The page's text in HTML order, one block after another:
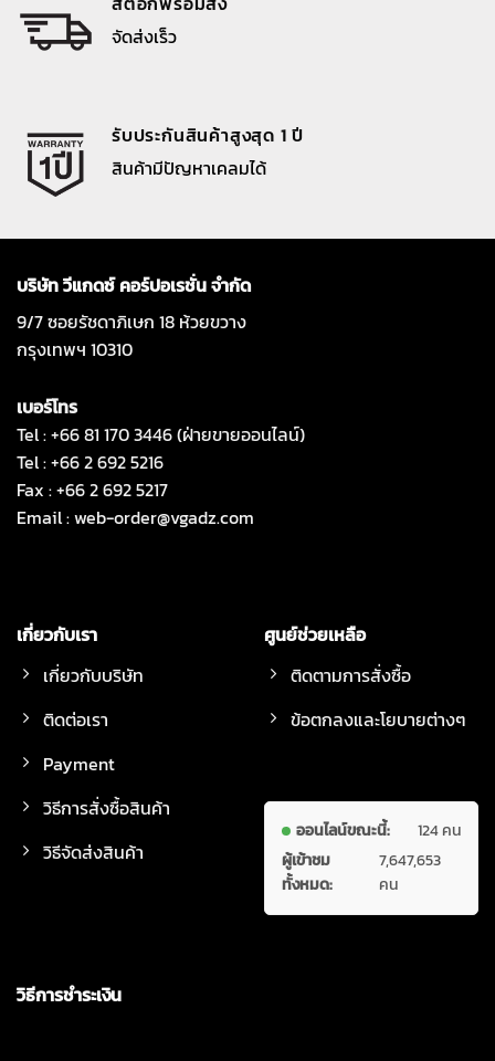
จัดส่งเร็ว
รับประกันสินค้าสูงสุด 1 ปี
สินค้ามีปัญหาเคลมได้
บริษัท วีแกดซ์ คอร์ปอเรชั่น จำกัด
9/7 ซอยรัชดาภิเษก 18 ห้วยขวาง
กรุงเทพฯ 10310
เบอร์โทร
Tel : +66 81 170 3446 (ฝ่ายขายออนไลน์)
Tel : +66 2 692 5216
Fax : +66 2 692 5217
Email :web-order@vgadz.com
เกี่ยวกับเรา
เกี่ยวกับบริษัท
ติดต่อเรา
Payment
วิธีการสั่งซื้อสินค้า
วิธีจัดส่งสินค้า
ศูนย์ช่วยเหลือ
ติดตามการสั่งซื้อ
ข้อตกลงและโยบายต่างๆ
ออนไลน์ขณะนี้:
124 คน
ผู้เข้าชม
ทั้งหมด:
7,647,653
คน
วิธีการชำระเงิน